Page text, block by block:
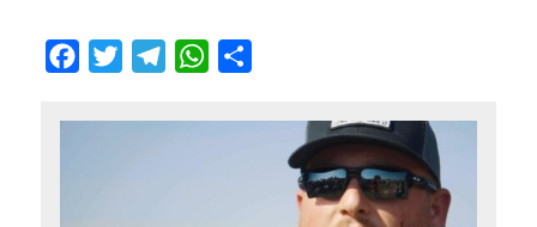
Facebook
Twitter TelegramWhatsApp